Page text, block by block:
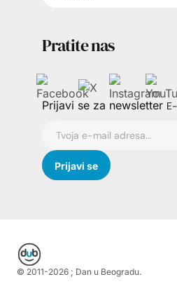
Pratite nas
Prijavi se za newsletter
© 2011-2026 ; Dan u Beogradu.